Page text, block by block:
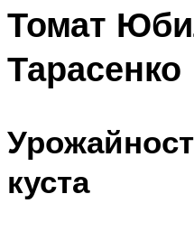
Томат
Тарасенко
куста